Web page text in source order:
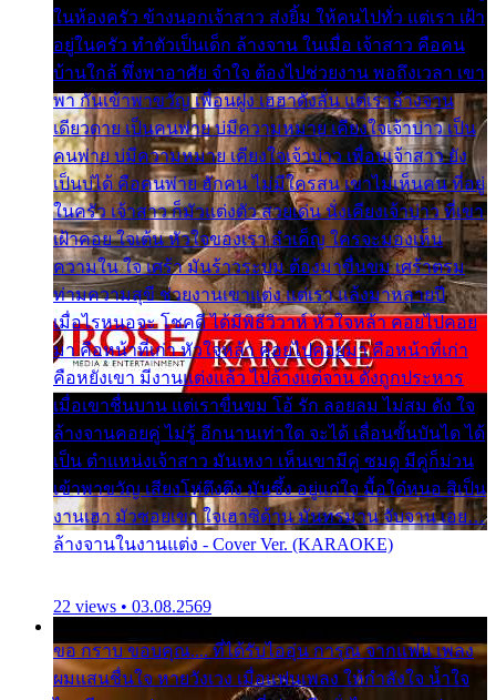
ในห้องครัว ข้างนอกเจ้าสาว ส่งยิ้ม ให้คนไปทั่ว แต่เรา เฝ้า
อยู่ในครัว ทำตัวเป็นเด็ก ล้างจาน ในเมื่อ เจ้าสาว คือคน
บ้านใกล้ พึ่งพาอาศัย จำใจ ต้องไปช่วยงาน พอถึงเวลา เขา
พา กันเข้าพาขวัญ เพื่อนฝูง เฮฮาดังลั่น แต่เราล้างจาน
เดียวดาย เป็นคนพ่าย บ่มีความหมาย เคียงใจเจ้าบ่าว เป็น
คนพ่าย บ่มีความหมาย เคียงใจเจ้าบ่าว เพื่อนเจ้าสาว ยัง
เป็นบ่ได้ คือคนพ่าย ฮักคน ไม่มีใครสน เขาไม่เห็นคน ที่อยู่
ในครัว เจ้าสาว ก็มัวแต่งตัว สวยเด่น นั่งเคียงเจ้าบ่าว ที่เขา
เฝ้าคอย ใจเต้น หัวใจของเรา ลำเค็ญ ใครจะมองเห็น
ความใน ใจ เศร้า มันร้าวระบม ต้องมาขื่นขม เศร้าตรม
ท่ามความสุขี ช่วยงานเขาแต่ง แต่เรา แล้งมาหลายปี
เมื่อไรหนอจะ โชคดี ได้มีพิธีวิวาห์ หัวใจหล้า คอยไปคอย
มา คือหน้าที่เก่า หัวใจหล้า คอยไปคอยมา คือหน้าที่เก่า
คือหยังเขา มีงานแต่งแล้ว ไปล้างแต่จาน ดั่งถูกประหาร
เมื่อเขาชื่นบาน แต่เราขื่นขม โอ้ รัก ลอยลม ไม่สม ดัง ใจ
ล้างจานคอยคู่ ไม่รู้ อีกนานเท่าใด จะได้ เลื่อนขั้นบันได ได้
เป็น ตำแหน่งเจ้าสาว มันเหงา เห็นเขามีคู่ ซมดู มีคู่ก็ม่วน
เข้าพาขวัญ เสียงโห่ตึงตึง มันซึ้ง อยู่แก่ใจ มื้อใด๋หนอ สิเป็น
งานเฮา มัวซอยเขา ใจเฮาซิด้าน มันทรมาน จับจาน เอย…
ล้างจานในงานแต่ง - Cover Ver. (KARAOKE)
22 views • 03.08.2569
ขอ กราบ ขอบคุณ.... ที่ได้รับไออุ่น การุณ จากแฟน เพลง
ผมแสนชื่นใจ หายวังเวง เมื่อแฟนเพลง ให้กำลังใจ น้ำใจ